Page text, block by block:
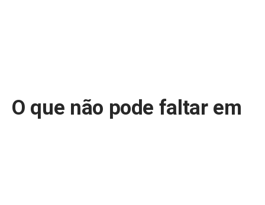
O que não pode faltar em